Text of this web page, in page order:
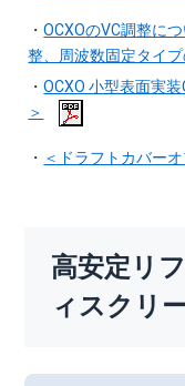
・OCXOのVC調整に
整、周波数固定タイプ
・OCXO 小型表面実
＞
・ ＜ドラフトカバー
高安定リ
ィスクリ